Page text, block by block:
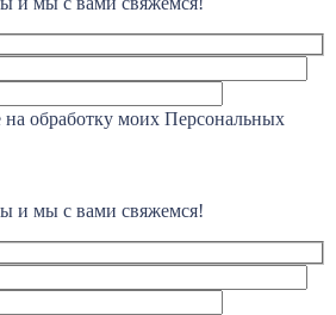
на обработку моих Персональных
и мы с вами свяжемся!